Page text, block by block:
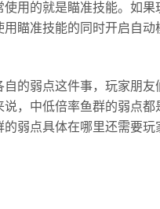
用的就是瞄准技能。如
瞄准技能的同时开启自动
的弱点这件事，玩家朋
，中低倍率鱼群的弱点
弱点具体在哪里还需要玩